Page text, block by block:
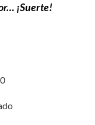
¡Suerte!